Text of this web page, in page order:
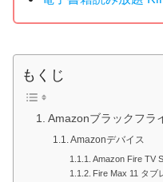
もくじ
Amazonブラックフラ
Amazonデバイス
Amazon Fire TV
Fire Max 11 タブ